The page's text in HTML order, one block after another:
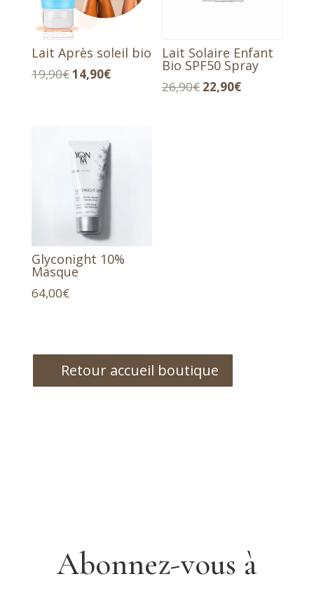
Lait Après soleil bio
19,90€Le
19,90€.
14,90€Le
14,90€.
Lait Solaire Enfant
Bio SPF50 Spray
26,90€ Le
22,90€Le
Glyconight 10%
Masque
64,00€
Retour accueil boutique
Abonnez-vous à